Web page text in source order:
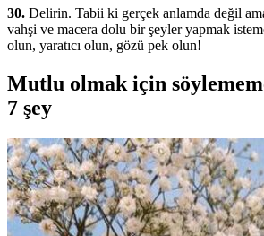
30. Delirin. Tabii ki gerçek anlamda değil
vahşi ve macera dolu bir şeyler yapmak
olun, yaratıcı olun, gözü pek olun!
Mutlu olmak için
7 şey